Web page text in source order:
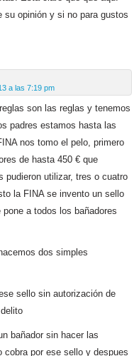
su opinión y si no para gustos
a las 7:19 pm
son las reglas y tenemos
padres estamos hasta las
nos tomo el pelo, primero
de hasta 450 € que
pudieron utilizar, tres o cuatro
la FINA se invento un sello
a todos los bañadores
dos simples
sello sin autorización de
bañador sin hacer las
cobra por ese sello y despues